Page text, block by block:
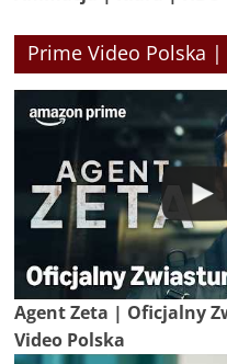
Prime Video Polska
Agent Zeta | Oficjalny
Video Polska